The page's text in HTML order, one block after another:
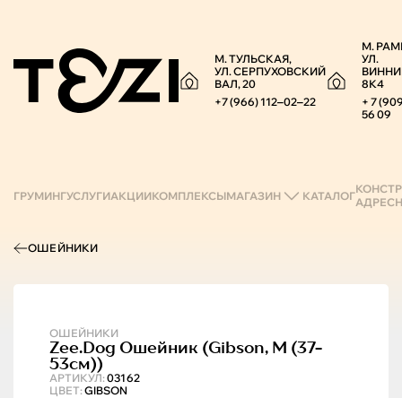
М. ТУЛЬСКАЯ,
УЛ. СЕРПУХОВСКИЙ
ВАЛ, 20
+7 (966) 112‒02‒22
М.
УЛ.
8К4
+ 7
56 09
ГРУМИНГУСЛУГИАКЦИИКОМПЛЕКСЫМАГАЗИН КАТАЛОГ
ОШЕЙНИКИ
ОШЕЙНИКИ
АРТИКУЛ: 03162
Zee.Dog Ошейник (gibson, M (37-
53см))
ЦВЕТ: GIBSON